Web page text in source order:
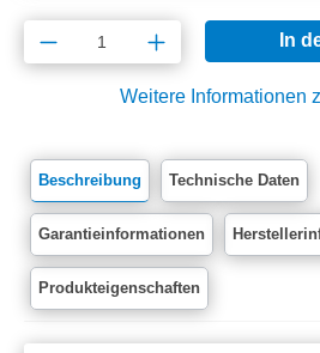
Produkt Anzahl: Gib In
Weitere Informationen
Beschreibung Technische Daten
Garantieinformationen
Produkteigenschaften